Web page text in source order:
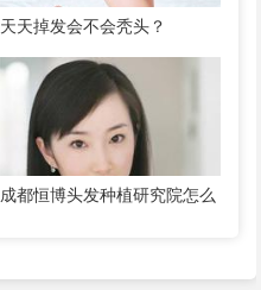
天天掉发会不会秃头？
成都恒博头发种植研究院怎么